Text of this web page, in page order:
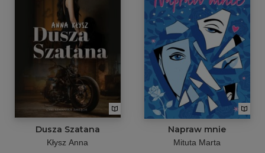
Dusza Szatana
Kłysz Anna
Napraw mnie
Mituta Marta